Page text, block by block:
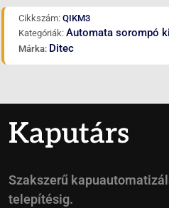
Cikkszám: QIKM3
Kategóriák: Automata sorompó
Márka: Ditec
Kaputárs
Szakszerű
telepítésig.